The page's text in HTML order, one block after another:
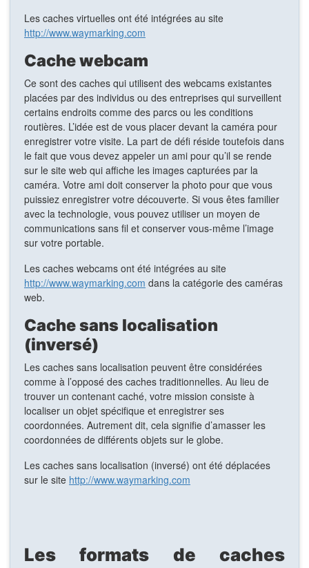
Les caches virtuelles ont été intégrées au site
http://www.waymarking.com
Cache webcam
Ce sont des caches qui utilisent des webcams existantes
placées par des individus ou des entreprises qui surveillent
certains endroits comme des parcs ou les conditions
routières. L’idée est de vous placer devant la caméra pour
enregistrer votre visite. La part de défi réside toutefois dans
le fait que vous devez appeler un ami pour qu’il se rende
sur le site web qui affiche les images capturées par la
caméra. Votre ami doit conserver la photo pour que vous
puissiez enregistrer votre découverte. Si vous êtes familier
avec la technologie, vous pouvez utiliser un moyen de
communications sans fil et conserver vous-même l’image
sur votre portable.
Les caches webcams ont été intégrées au site
http://www.waymarking.com dans la catégorie des caméras
web.
Cache sans localisation
(inversé)
Les caches sans localisation peuvent être considérées
comme à l’opposé des caches traditionnelles. Au lieu de
trouver un contenant caché, votre mission consiste à
localiser un objet spécifique et enregistrer ses
coordonnées. Autrement dit, cela signifie d’amasser les
coordonnées de différents objets sur le globe.
Les caches sans localisation (inversé) ont été déplacées
sur le site http://www.waymarking.com
Les formats de caches